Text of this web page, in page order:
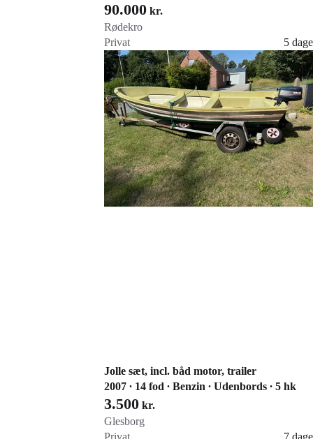
90.000 kr.
Rødekro
Privat
5 dage
Føj til favoritter
Gå til annoncen
Jolle sæt, incl. båd motor, trailer
2007 ∙ 14 fod ∙ Benzin ∙ Udenbords ∙ 5 hk
3.500 kr.
Glesborg
Privat
7 dage